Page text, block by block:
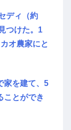
ディ（約
つけた。1
オ農家にと
家を建て、5
ことができ